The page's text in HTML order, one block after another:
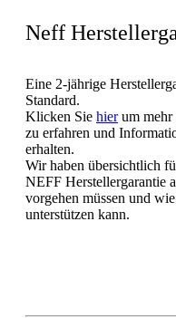
Neff
Eine 2-jährige
Standard.
Klicken Sie hierum mehr
zu erfahren und
erhalten.
Wir haben übersichtlich
NEFF Herstellergarantie
vorgehen müssen und
unterstützen kann.